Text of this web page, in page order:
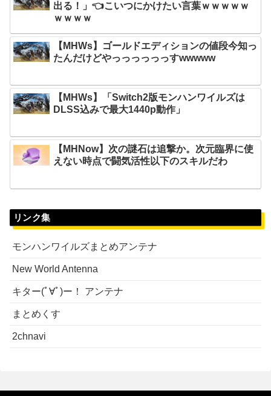
出る！」👈こいつにかけたい言葉ｗｗｗｗｗ
ｗｗｗｗ
【MHWs】ゴールドエディションの値段今知っ
たんだけどやっっっっっっすwwwww
【MHWs】「Switch2版モンハンワイルズは
DLSS込みで最大1440p動作」
【MHNow】次の謎石は追撃か。次元臨界に使
えない時点で闘気活性以下のスキルだわ
リンク集
モンハンワイルズまとめアンテナ
New World Antenna
キター(ﾟ∀ﾟ)ー！ アンテナ
まとめくす
2chnavi